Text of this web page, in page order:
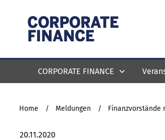
CORPORATE FINANCE
Home / Meldungen / Finanzvorstände
20.11.2020